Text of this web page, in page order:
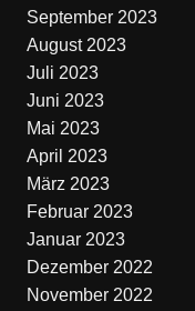
September 2023
August 2023
Juli 2023
Juni 2023
Mai 2023
April 2023
März 2023
Februar 2023
Januar 2023
Dezember 2022
November 2022